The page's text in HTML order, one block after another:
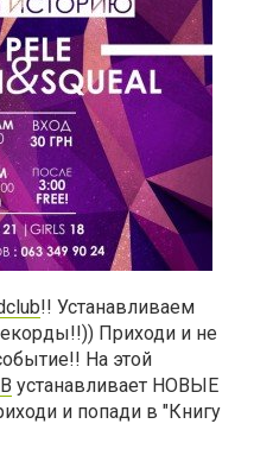
!! Устанавливаем
Приходи и не
На этой
устанавливает НОВЫЕ
и попади в "Книгу